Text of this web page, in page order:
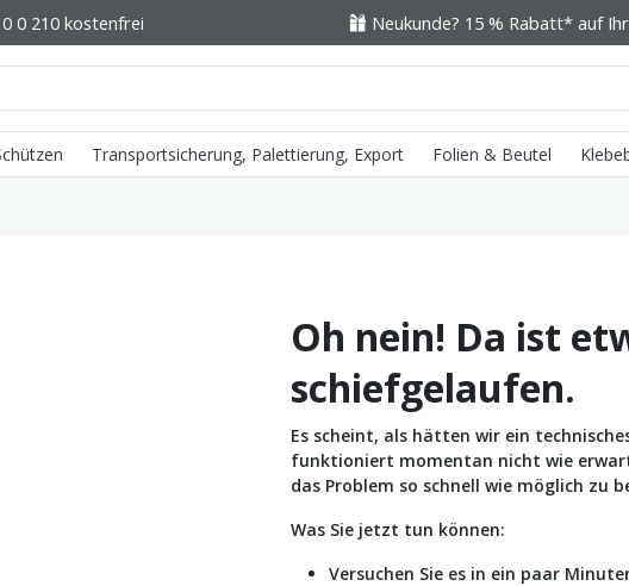
0 210 kostenfrei Neukunde? 15 % Rabatt* auf
Transportsicherung, Palettierung, Export Folien & Beutel
Oh nein! Da ist
schiefgelaufen.
Es scheint, als hätten wir ein
funktioniert momentan nicht wie
das Problem so schnell wie möglich zu
Was Sie jetzt tun können:
Versuchen Sie es in ein paar